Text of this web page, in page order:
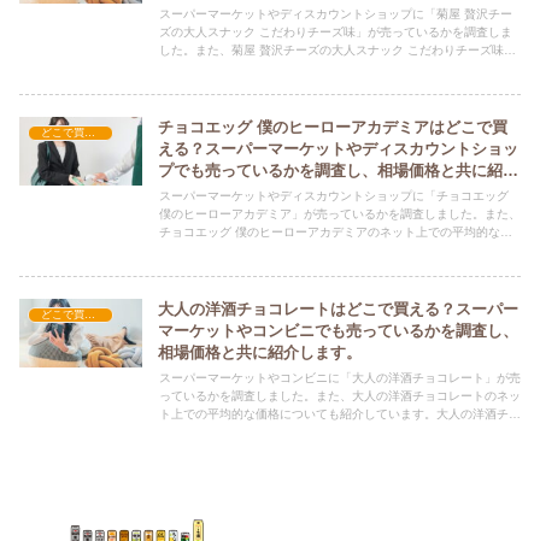
と共に紹介します。
スーパーマーケットやディスカウントショップに「菊屋 贅沢チー
ズの大人スナック こだわりチーズ味」が売っているかを調査しま
した。また、菊屋 贅沢チーズの大人スナック こだわりチーズ味の
どこで買える？-お菓子・スイーツ・アイス
チョコエッグ 僕のヒーローアカデミアはどこで買
える？スーパーマーケットやディスカウントショッ
プでも売っているかを調査し、相場価格と共に紹介
します。
スーパーマーケットやディスカウントショップに「チョコエッグ
僕のヒーローアカデミア」が売っているかを調査しました。また、
チョコエッグ 僕のヒーローアカデミアのネット上での平均的な価
どこで買える？-お菓子・スイーツ・アイス
大人の洋酒チョコレートはどこで買える？スーパー
マーケットやコンビニでも売っているかを調査し、
相場価格と共に紹介します。
スーパーマーケットやコンビニに「大人の洋酒チョコレート」が売
っているかを調査しました。また、大人の洋酒チョコレートのネッ
ト上での平均的な価格についても紹介しています。大人の洋酒チョ